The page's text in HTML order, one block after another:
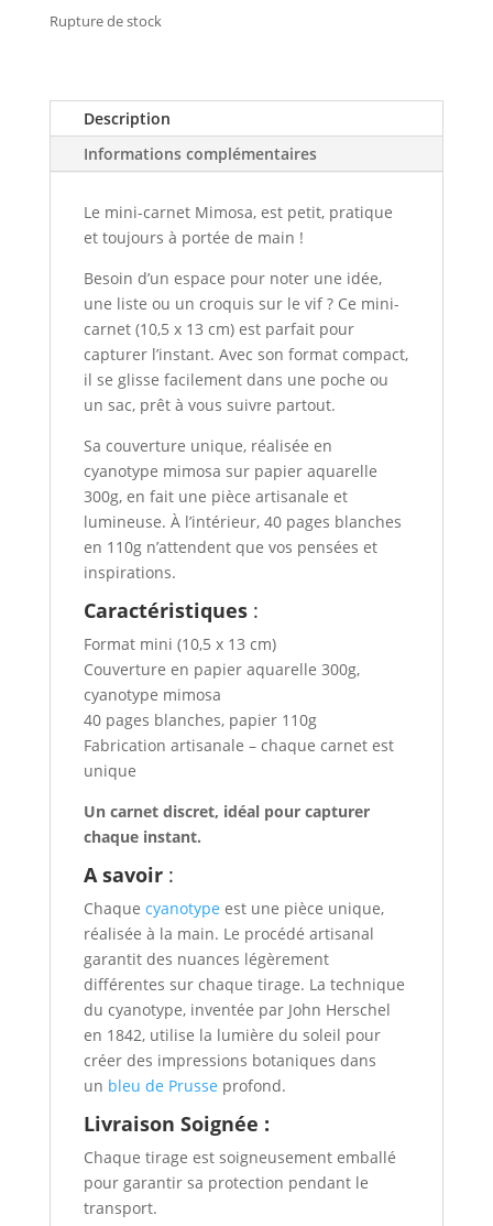
Rupture de stock
Description
Informations complémentaires
Le mini-carnet Mimosa, est petit, pratique
et toujours à portée de main !
Besoin d’un espace pour noter une idée,
une liste ou un croquis sur le vif ? Ce mini-
carnet (10,5 x 13 cm) est parfait pour
capturer l’instant. Avec son format compact,
il se glisse facilement dans une poche ou
un sac, prêt à vous suivre partout.
Sa couverture unique, réalisée en
cyanotype mimosa sur papier aquarelle
300g, en fait une pièce artisanale et
lumineuse. À l’intérieur, 40 pages blanches
en 110g n’attendent que vos pensées et
inspirations.
Caractéristiques:
Format mini (10,5 x 13 cm)
Couverture en papier aquarelle 300g,
cyanotype mimosa
40 pages blanches, papier 110g
Fabrication artisanale – chaque carnet est
unique
Un carnet discret, idéal pour capturer
chaque instant.
A savoir:
Chaque cyanotype est une pièce unique,
réalisée à la main. Le procédé artisanal
garantit des nuances légèrement
différentes sur chaque tirage. La technique
du cyanotype, inventée par John Herschel
en 1842, utilise la lumière du soleil pour
créer des impressions botaniques dans
un bleu de Prusse profond.
Livraison Soignée :
Chaque tirage est soigneusement emballé
pour garantir sa protection pendant le
transport.